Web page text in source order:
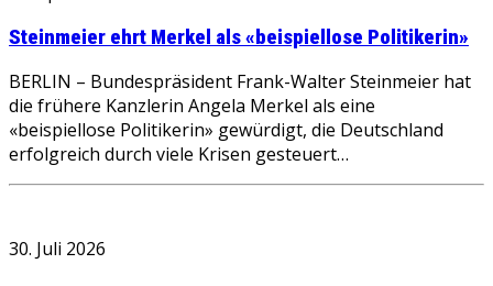
Steinmeier ehrt Merkel als «beispiellose Politikerin»
BERLIN – Bundespräsident Frank-Walter Steinmeier hat
die frühere Kanzlerin Angela Merkel als eine
«beispiellose Politikerin» gewürdigt, die Deutschland
erfolgreich durch viele Krisen gesteuert…
30. Juli 2026